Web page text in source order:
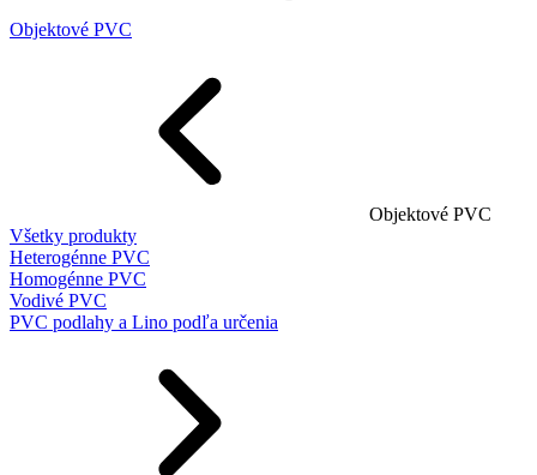
Objektové PVC
Objektové PVC
Všetky produkty
Heterogénne PVC
Homogénne PVC
Vodivé PVC
PVC podlahy a Lino podľa určenia